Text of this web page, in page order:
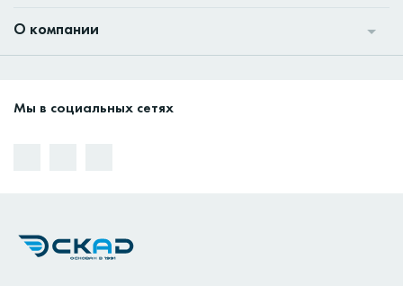
О компании
Мы в социальных сетях